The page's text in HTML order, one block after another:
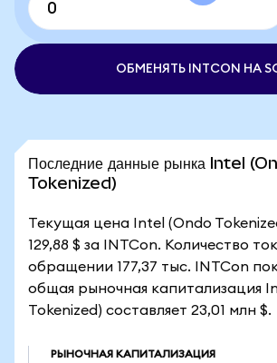
ОБМЕНЯТЬ INTCON НА
Последние данные рынка Intel
Tokenized)
Текущая цена Intel (Ondo
129,88 $ за INTCon. Количество
обращении 177,37 тыс. INTCon
общая рыночная капитализация
Tokenized) составляет 23,01 млн $.
РЫНОЧНАЯ КАПИТАЛИЗАЦИЯ